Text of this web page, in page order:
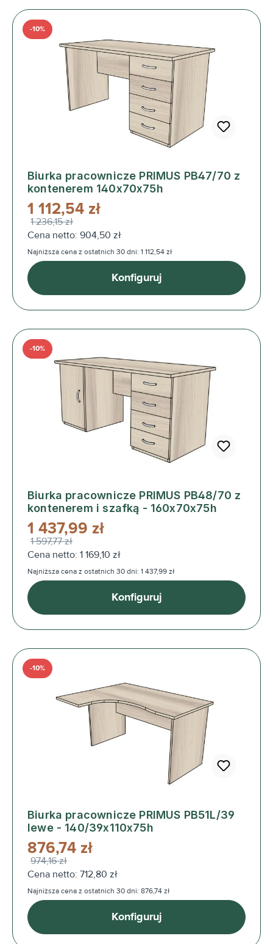
Biurka pracownicze PRIMUS PB47/70 z
kontenerem 140x70x75h
-10%
1 112,54 zł
1 236,15 zł
Cena netto: 904,50 zł
Najniższa cena z ostatnich 30 dni: 1 112,54 zł
Konfiguruj
Biurka pracownicze PRIMUS PB48/70 z
kontenerem i szafką - 160x70x75h
-10%
1 437,99 zł
1 597,77 zł
Cena netto: 1 169,10 zł
Najniższa cena z ostatnich 30 dni: 1 437,99 zł
Konfiguruj
Biurka pracownicze PRIMUS PB51L/39
lewe - 140/39x110x75h
-10%
876,74 zł
974,16 zł
Cena netto: 712,80 zł
Najniższa cena z ostatnich 30 dni: 876,74 zł
Konfiguruj